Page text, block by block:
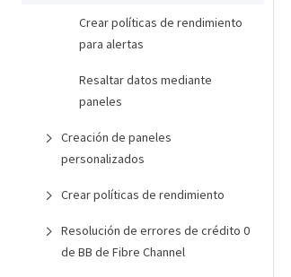
Crear políticas de rendimiento
para alertas
Resaltar datos mediante
paneles
Creación de paneles
personalizados
Crear políticas de rendimiento
Resolución de errores de crédito 0
de BB de Fibre Channel